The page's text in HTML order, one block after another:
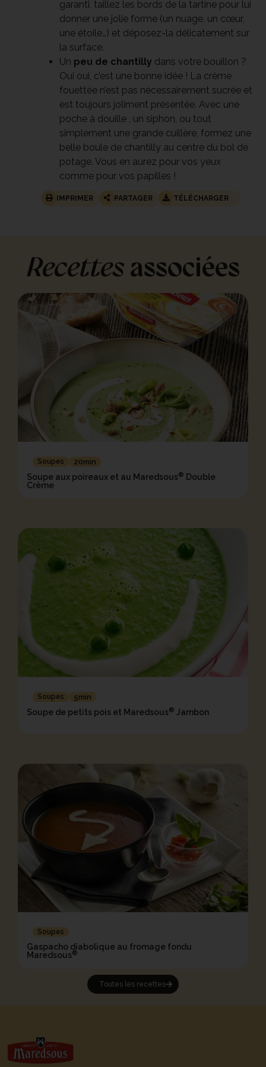
garanti, taillez les bords de la tartine pour lui
donner une jolie forme (un nuage, un cœur,
une étoile…) et déposez-la délicatement sur
la surface.
Un peu de chantilly dans votre bouillon ?
Oui oui, c’est une bonne idée ! La crème
fouettée n’est pas nécessairement sucrée et
est toujours joliment présentée. Avec une
poche à douille , un siphon, ou tout
simplement une grande cuillère, formez une
belle boule de chantilly au centre du bol de
potage. Vous en aurez pour vos yeux
comme pour vos papilles !
IMPRIMER PARTAGER TÉLÉCHARGER
Recettes associées
Soupes 20min
Soupe aux poireaux et au Maredsous® Double
Crème
Soupes 5min
Soupe de petits pois et Maredsous® Jambon
Soupes
Gaspacho diabolique au fromage fondu
Maredsous®
Toutes les recettes